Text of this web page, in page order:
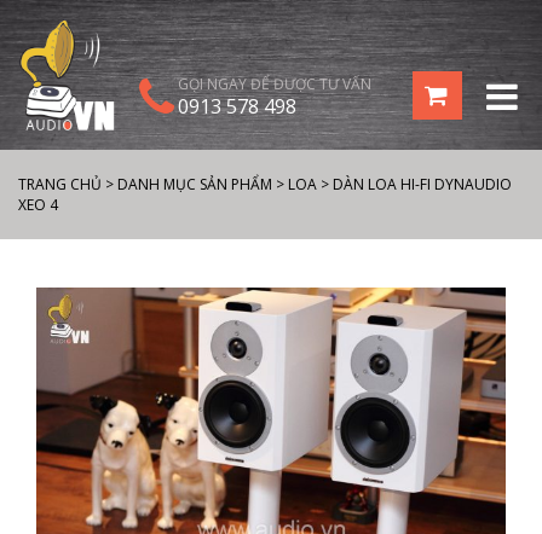
GỌI NGAY ĐỂ ĐƯỢC TƯ VẤN
0913 578 498
TRANG CHỦ > DANH MỤC SẢN PHẨM > LOA > DÀN LOA HI-FI DYNAUDIO
XEO 4